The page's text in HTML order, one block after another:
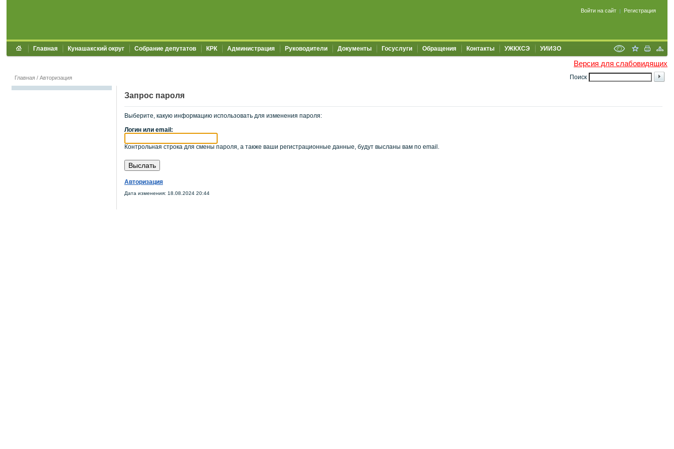
Войти на сайт | Регистрация
Главная Кунашакский округ Собрание депутатов КРК Администрация Руководители Документы Госуслуги Обращения Контакты УЖКХСЭ УИИЗО
Версия для слабовидящих
Поиск
Главная / Авторизация
Запрос пароля
Выберите, какую информацию использовать для изменения пароля:
Логин или email:
Контрольная строка для смены пароля, а также ваши регистрационные данные, будут высланы вам по email.
Авторизация
Дата изменения: 18.08.2024 20:44